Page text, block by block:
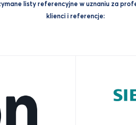
listy referencyjne w uznaniu za
klienci i referencje: